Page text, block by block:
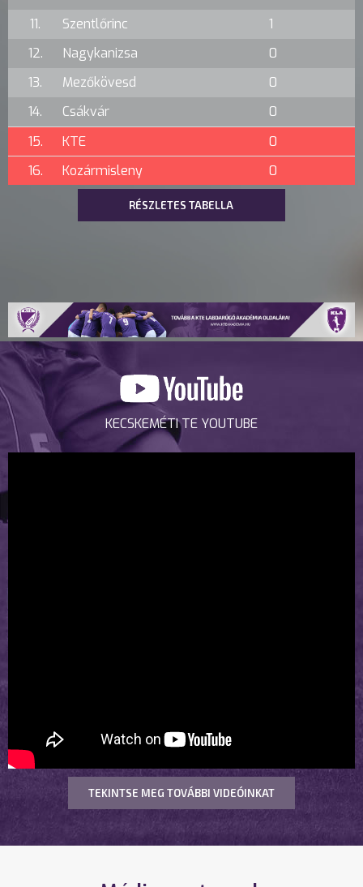
11.
Szentlőrinc
1
12.
Nagykanizsa
0
13.
Mezőkövesd
0
14.
Csákvár
0
15.
KTE
0
16.
Kozármisleny 0
RÉSZLETES TABELLA
KECSKEMÉTI TE YOUTUBE
TEKINTSE MEG TOVÁBBI VIDEÓINKAT